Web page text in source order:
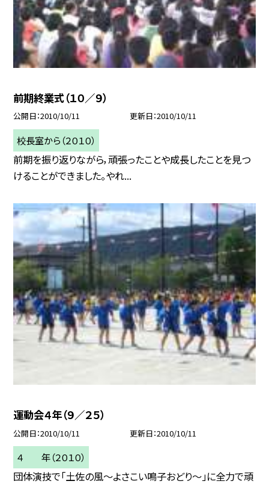
前期終業式（１０／９）
公開日 2010/10/11 更新日 2010/10/11
校長室から（２０１０）
前期を振り返りながら，頑張ったことや成長したことを見つ
けることができました。やれ...
運動会４年（９／２５）
公開日 2010/10/11 更新日 2010/10/11
４ 年（２０１０）
団体演技で「土佐の風〜よさこい鳴子おどり〜」に全力で頑